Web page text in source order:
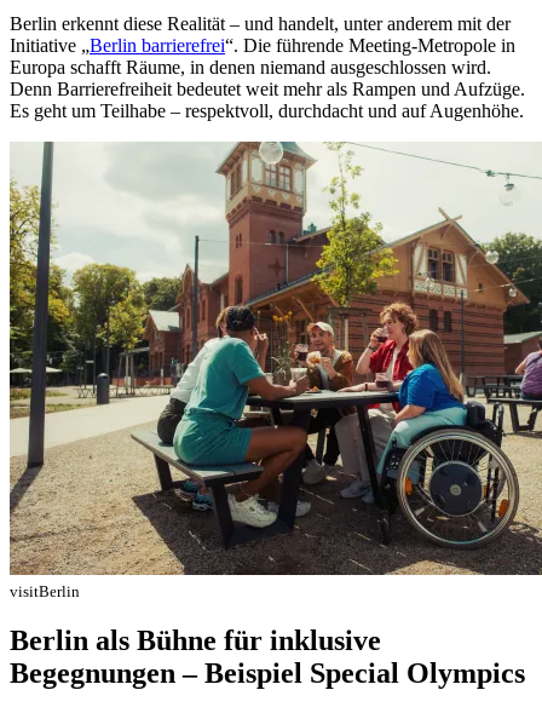
Berlin erkennt diese Realität – und handelt, unter anderem mit der
Initiative „Berlin barrierefrei“. Die führende Meeting-Metropole in
Europa schafft Räume, in denen niemand ausgeschlossen wird.
Denn Barrierefreiheit bedeutet weit mehr als Rampen und Aufzüge.
Es geht um Teilhabe – respektvoll, durchdacht und auf Augenhöhe.
visitBerlin
Berlin als Bühne für inklusive
Begegnungen – Beispiel Special Olympics